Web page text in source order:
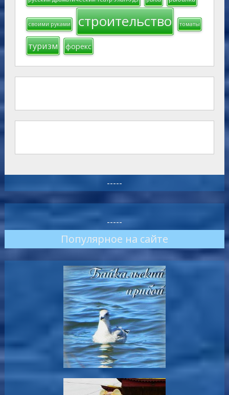
своими руками строительство томаты
туризм форекс
-----
-----
Популярное на сайте